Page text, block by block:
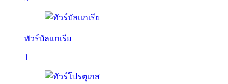
ทัวร์บัลเเกเรีย
1